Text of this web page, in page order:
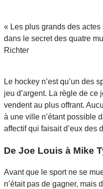
« Les plus grands des
dans le secret des quatre
Richter
Le hockey n’est qu’un des
jeu d’argent. La règle de
vendent au plus offrant.
à une ville n’étant possible
affectif qui faisait d’eux des
De Joe Louis à Mike
Avant que le sport ne se
n’était pas de gagner, mais